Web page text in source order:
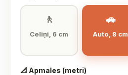
🚶
Celiņi, 6 cm
🚗
Auto, 8 cm
📐 Apmales (metri)